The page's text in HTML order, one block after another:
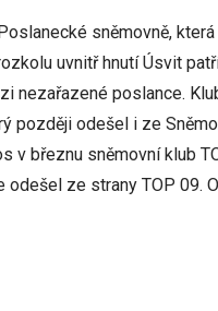
sněmovně,
uvnitř hnutí Úsvit
nezařazené poslance.
později odešel i ze
v březnu sněmovní klub
odešel ze strany TOP 09.